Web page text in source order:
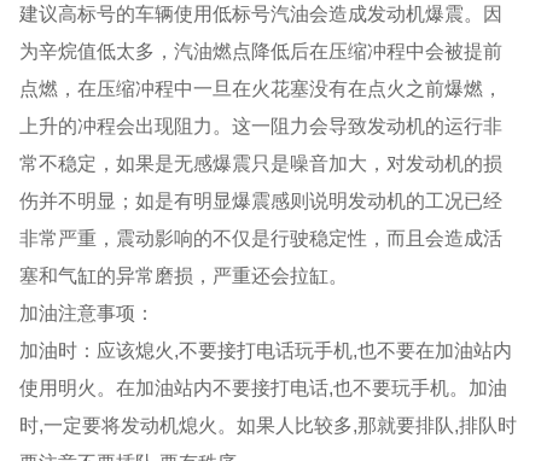
建议高标号的车辆使用低标号汽油会造成发动机爆震。因
为辛烷值低太多，汽油燃点降低后在压缩冲程中会被提前
点燃，在压缩冲程中一旦在火花塞没有在点火之前爆燃，
上升的冲程会出现阻力。这一阻力会导致发动机的运行非
常不稳定，如果是无感爆震只是噪音加大，对发动机的损
伤并不明显；如是有明显爆震感则说明发动机的工况已经
非常严重，震动影响的不仅是行驶稳定性，而且会造成活
塞和气缸的异常磨损，严重还会拉缸。
加油注意事项：
加油时：应该熄火,不要接打电话玩手机,也不要在加油站内
使用明火。在加油站内不要接打电话,也不要玩手机。加油
时,一定要将发动机熄火。如果人比较多,那就要排队,排队时